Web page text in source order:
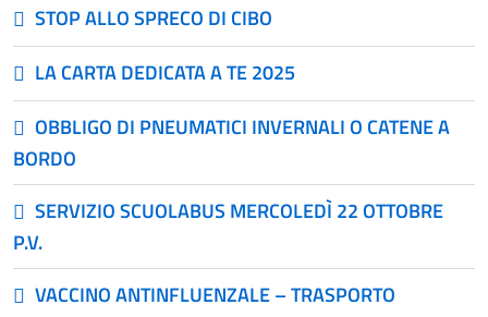
STOP ALLO SPRECO DI CIBO
LA CARTA DEDICATA A TE 2025
OBBLIGO DI PNEUMATICI INVERNALI O CATENE A
BORDO
SERVIZIO SCUOLABUS MERCOLEDÌ 22 OTTOBRE
P.V.
VACCINO ANTINFLUENZALE – TRASPORTO